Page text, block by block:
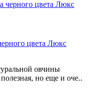
цвета Люкс
овчины
но еще и оче..